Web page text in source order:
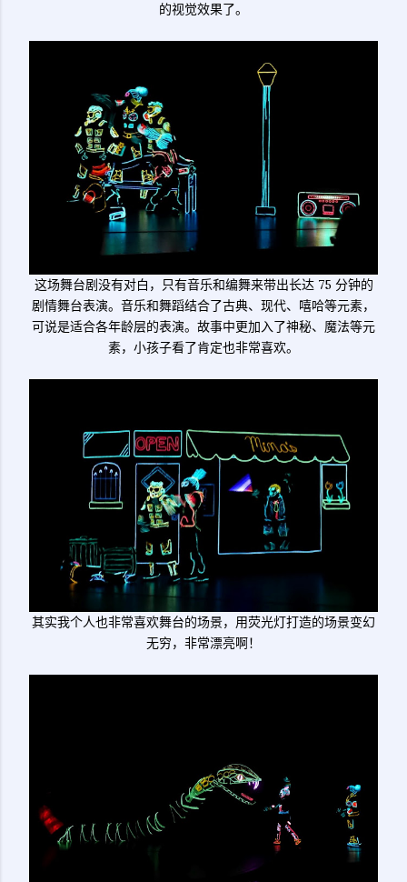
的视觉效果了。
这场舞台剧没有对白，只有音乐和编舞来带出长达 75 分钟的
剧情舞台表演。音乐和舞蹈结合了古典、现代、嘻哈等元素，
可说是适合各年龄层的表演。故事中更加入了神秘、魔法等元
素，小孩子看了肯定也非常喜欢。
其实我个人也非常喜欢舞台的场景，用荧光灯打造的场景变幻
无穷，非常漂亮啊！